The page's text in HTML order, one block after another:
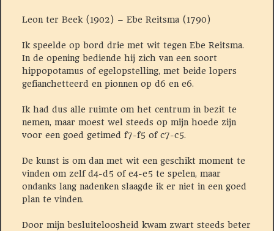
Leon ter Beek (1902) – Ebe Reitsma (1790)
Ik speelde op bord drie met wit tegen Ebe Reitsma.
In de opening bediende hij zich van een soort
hippopotamus of egelopstelling, met beide lopers
gefianchetteerd en pionnen op d6 en e6.
Ik had dus alle ruimte om het centrum in bezit te
nemen, maar moest wel steeds op mijn hoede zijn
voor een goed getimed f7-f5 of c7-c5.
De kunst is om dan met wit een geschikt moment te
vinden om zelf d4-d5 of e4-e5 te spelen, maar
ondanks lang nadenken slaagde ik er niet in een goed
plan te vinden.
Door mijn besluiteloosheid kwam zwart steeds beter